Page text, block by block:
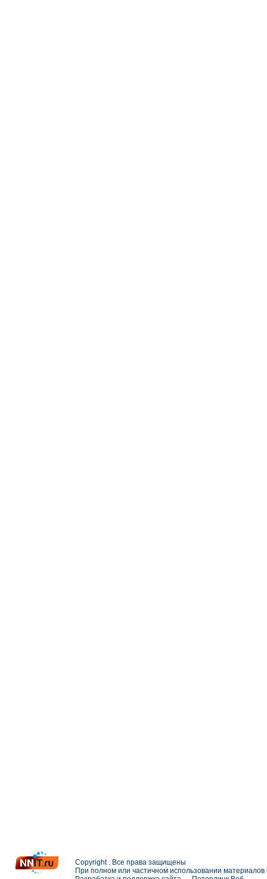
Copyright . Все права защищены
При полном или частичном использовании